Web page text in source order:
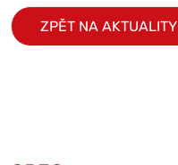
ZPĚT NA AKTUALITY